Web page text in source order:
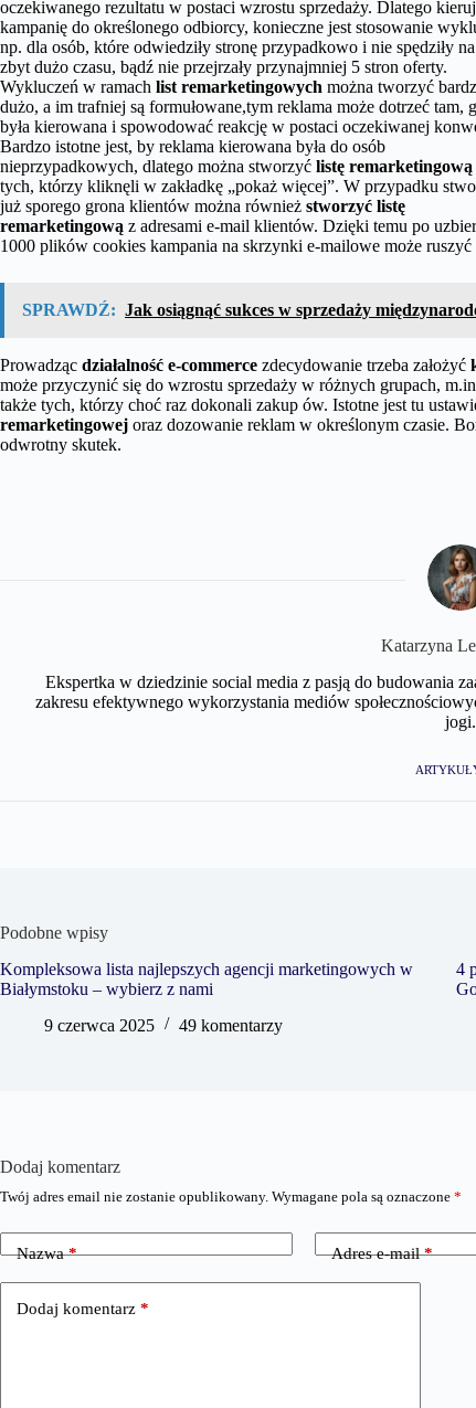
oczekiwanego rezultatu w postaci wzrostu sprzedaży. Dlatego
kampanię do określonego odbiorcy, konieczne jest stosowanie
np. dla osób, które odwiedziły stronę przypadkowo i nie spędziły
zbyt dużo czasu, bądź nie przejrzały przynajmniej 5 stron oferty.
Wykluczeń w ramach list remarketingowych można tworzyć
dużo, a im trafniej są formułowane,tym reklama może dotrzeć tam,
była kierowana i spowodować reakcję w postaci oczekiwanej
Bardzo istotne jest, by reklama kierowana była do osób
nieprzypadkowych, dlatego można stworzyć listę remarketingową
tych, którzy kliknęli w zakładkę „pokaż więcej”. W przypadku
już sporego grona klientów można również stworzyć listę
remarketingową z adresami e-mail klientów. Dzięki temu po
1000 plików cookies kampania na skrzynki e-mailowe może ruszyć
SPRAWDŹ: Jak osiągnąć sukces w sprzedaży
Prowadząc działalność e-commerce zdecydowanie trzeba założyć
może przyczynić się do wzrostu sprzedaży w różnych grupach,
także tych, którzy choć raz dokonali zakup ów. Istotne jest tu
remarketingowej oraz dozowanie reklam w określonym czasie.
odwrotny skutek.
Katarzyna
Ekspertka w dziedzinie social media z pasją do budowania
zakresu efektywnego wykorzystania mediów
jogi.
Podobne wpisy
Kompleksowa lista najlepszych agencji marketingowych w
Białymstoku – wybierz z nami
9 czerwca 2025
49 komentarzy
4
Dodaj komentarz
Twój adres email nie zostanie opublikowany. Wymagane pola są oznaczone *
Nazwa* Adres e-mail*
Dodaj komentarz *